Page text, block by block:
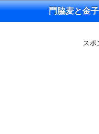
門脇麦と金
スポ